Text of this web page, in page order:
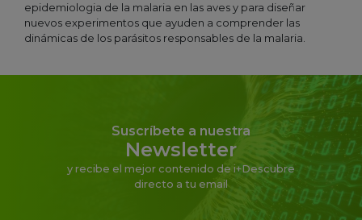
epidemiologia de la malaria en las aves y para diseñar
nuevos experimentos que ayuden a comprender las
dinámicas de los parásitos responsables de la malaria.
Suscríbete a nuestra
Newsletter
y recibe el mejor contenido de i+Descubre
directo a tu email